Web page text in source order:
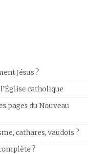
Jésus ?
catholique
pages du Nouveau
cathares, vaudois ?
?